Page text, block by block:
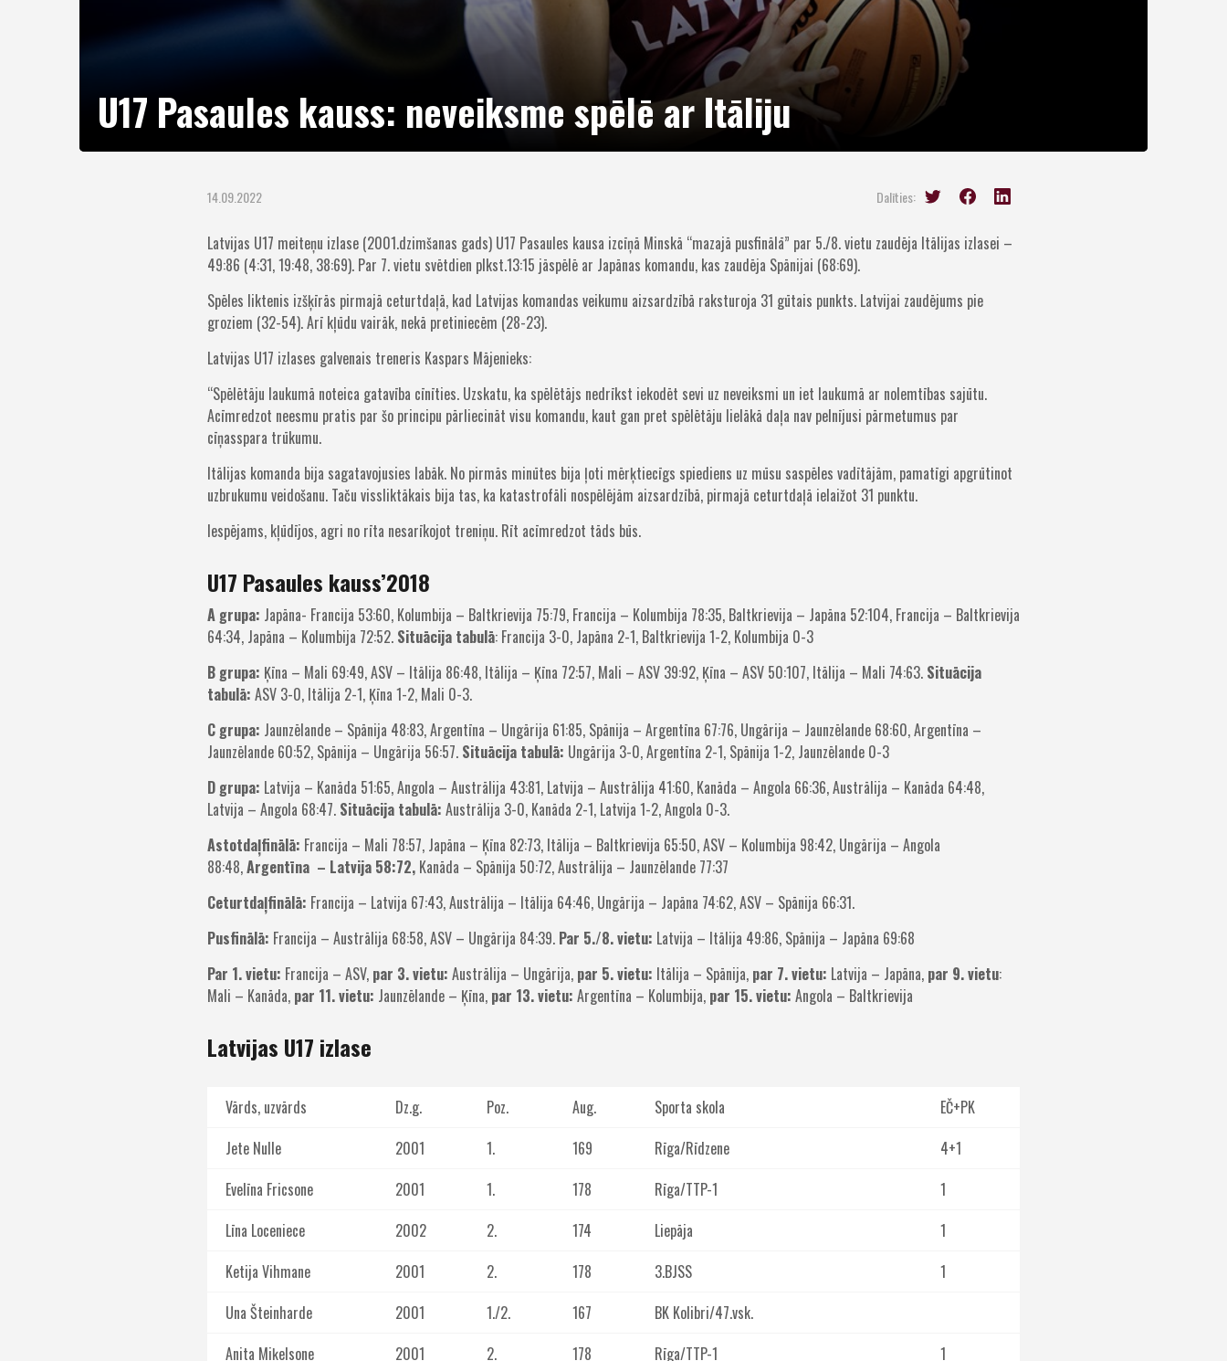
U17 Pasaules kauss: neveiksme spēlē ar Itāliju
14.09.2022 Dalīties:
Latvijas U17 meiteņu izlase (2001.dzimšanas gads) U17 Pasaules kausa izcīņā Minskā “mazajā pusfinālā” par 5./8. vietu zaudēja Itālijas izlasei –
49:86 (4:31, 19:48, 38:69). Par 7. vietu svētdien plkst.13:15 jāspēlē ar Japānas komandu, kas zaudēja Spānijai (68:69).
Spēles liktenis izšķīrās pirmajā ceturtdaļā, kad Latvijas komandas veikumu aizsardzībā raksturoja 31 gūtais punkts. Latvijai zaudējums pie
groziem (32-54). Arī kļūdu vairāk, nekā pretiniecēm (28-23).
Latvijas U17 izlases galvenais treneris Kaspars Mājenieks:
“Spēlētāju laukumā noteica gatavība cīnīties. Uzskatu, ka spēlētājs nedrīkst iekodēt sevi uz neveiksmi un iet laukumā ar nolemtības sajūtu.
Acīmredzot neesmu pratis par šo principu pārliecināt visu komandu, kaut gan pret spēlētāju lielākā daļa nav pelnījusi pārmetumus par
cīņasspara trūkumu.
Itālijas komanda bija sagatavojusies labāk. No pirmās minūtes bija ļoti mērķtiecīgs spiediens uz mūsu saspēles vadītājām, pamatīgi apgrūtinot
uzbrukumu veidošanu. Taču vissliktākais bija tas, ka katastrofāli nospēlējām aizsardzībā, pirmajā ceturtdaļā ielaižot 31 punktu.
Iespējams, kļūdījos, agri no rīta nesarīkojot treniņu. Rīt acīmredzot tāds būs.
U17 Pasaules kauss’2018
A grupa: Japāna- Francija 53:60, Kolumbija – Baltkrievija 75:79, Francija – Kolumbija 78:35, Baltkrievija – Japāna 52:104, Francija – Baltkrievija
64:34, Japāna – Kolumbija 72:52. Situācija tabulā: Francija 3-0, Japāna 2-1, Baltkrievija 1-2, Kolumbija 0-3
B grupa: Ķīna – Mali 69:49, ASV – Itālija 86:48, Itālija – Ķīna 72:57, Mali – ASV 39:92, Ķīna – ASV 50:107, Itālija – Mali 74:63. Situācija
tabulā: ASV 3-0, Itālija 2-1, Ķīna 1-2, Mali 0-3.
C grupa: Jaunzēlande – Spānija 48:83, Argentīna – Ungārija 61:85, Spānija – Argentīna 67:76, Ungārija – Jaunzēlande 68:60, Argentīna –
Jaunzēlande 60:52, Spānija – Ungārija 56:57. Situācija tabulā: Ungārija 3-0, Argentīna 2-1, Spānija 1-2, Jaunzēlande 0-3
D grupa: Latvija – Kanāda 51:65, Angola – Austrālija 43:81, Latvija – Austrālija 41:60, Kanāda – Angola 66:36, Austrālija – Kanāda 64:48,
Latvija – Angola 68:47. Situācija tabulā: Austrālija 3-0, Kanāda 2-1, Latvija 1-2, Angola 0-3.
Astotdaļfinālā: Francija – Mali 78:57, Japāna – Ķīna 82:73, Itālija – Baltkrievija 65:50, ASV – Kolumbija 98:42, Ungārija – Angola
88:48,Argentīna – Latvija 58:72, Kanāda – Spānija 50:72, Austrālija – Jaunzēlande 77:37
Ceturtdaļfinālā: Francija – Latvija 67:43, Austrālija – Itālija 64:46, Ungārija – Japāna 74:62, ASV – Spānija 66:31.
Pusfinālā: Francija – Austrālija 68:58, ASV – Ungārija 84:39. Par 5./8. vietu: Latvija – Itālija 49:86, Spānija – Japāna 69:68
Par 1. vietu: Francija – ASV, par 3. vietu: Austrālija – Ungārija, par 5. vietu: Itālija – Spānija, par 7. vietu: Latvija – Japāna, par 9.vietu:
Mali – Kanāda, par 11. vietu: Jaunzēlande – Ķīna, par 13. vietu: Argentīna – Kolumbija, par 15. vietu: Angola – Baltkrievija
Latvijas U17 izlase
Vārds, uzvārds Dz.g. Poz. Aug. Sporta skola
EČ+PK
Jete Nulle
2001 1. 169 Rīga/Rīdzene
4+1
Evelīna Fricsone
2001 1. 178 Rīga/TTP-1
1
Līna Loceniece
2002 2. 174 Liepāja
1
Ketija Vihmane
2001 2. 178 3.BJSS
1
Una Šteinharde
2001 1./2. 167
BK Kolibri/47.vsk.
Anita Miķelsone
2001 2. 178 Rīga/TTP-1
1